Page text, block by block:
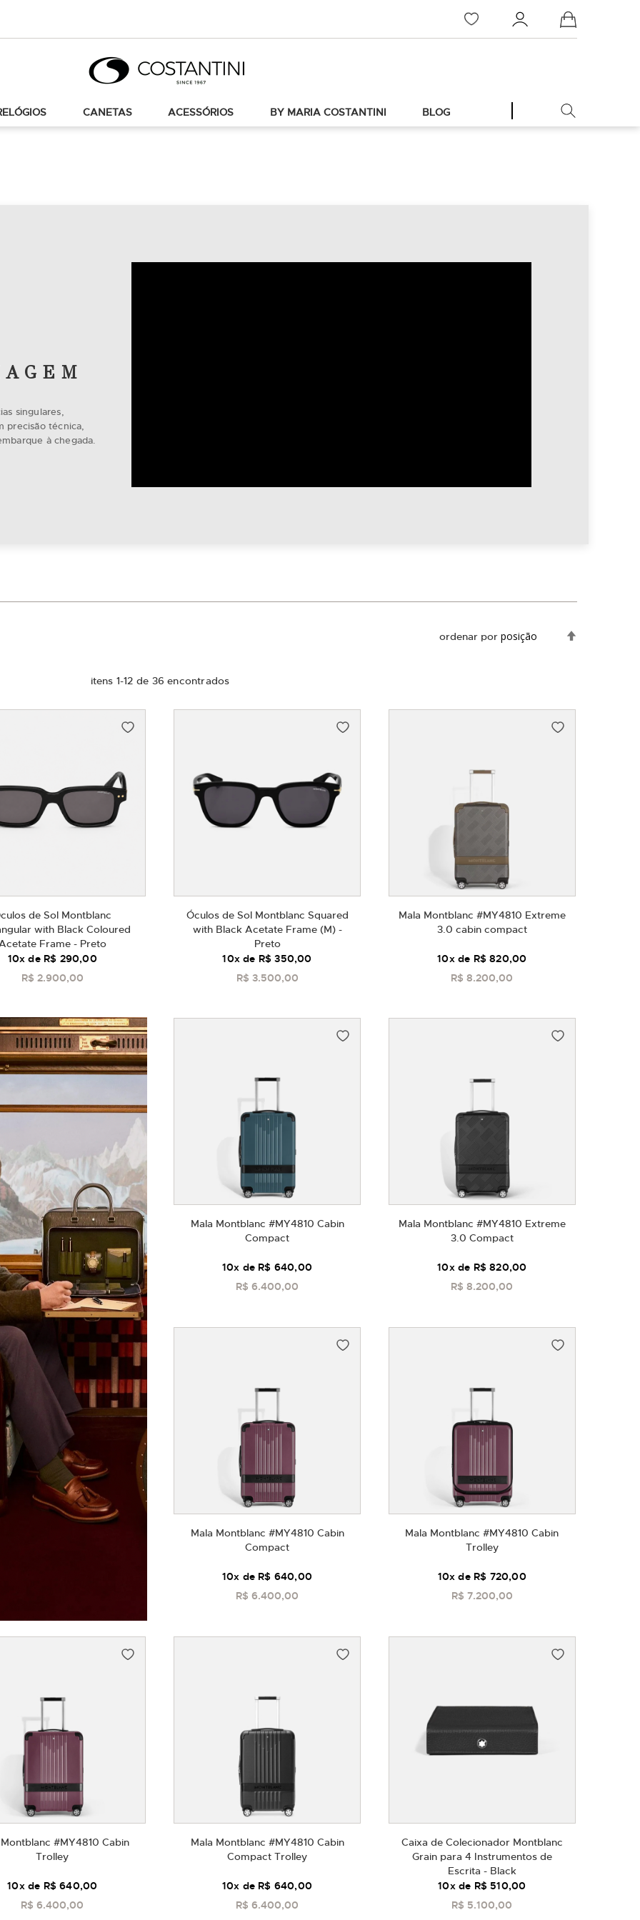
Meu Carrinho
CANETAS ACESSÓRIOS BY MARIA COSTANTINI BLOG
singulares,
precisão técnica,
à chegada.
COMPRAR
de Sol Montblanc
with Black Coloured
Frame - Preto
R$ 2.900,00
10x de R$ 290,00
COMPRAR
Óculos de Sol Montblanc Squared
with Black Acetate Frame (M) -
Preto
R$ 3.500,00
10x de R$ 350,00
COMPRAR
Mala Montblanc #MY4810 Extreme
3.0 cabin compact
R$ 8.200,00
10x de R$ 820,00
COMPRAR
Mala Montblanc #MY4810 Cabin
Compact
R$ 6.400,00
10x de R$ 640,00
COMPRAR
Mala Montblanc #MY4810 Extreme
3.0 Compact
R$ 8.200,00
10x de R$ 820,00
COMPRAR
Mala Montblanc #MY4810 Cabin
Compact
R$ 6.400,00
10x de R$ 640,00
COMPRAR
Mala Montblanc #MY4810 Cabin
Trolley
R$ 7.200,00
10x de R$ 720,00
COMPRAR
#MY4810 Cabin
Trolley
R$ 6.400,00
10x de R$ 640,00
COMPRAR
Mala Montblanc #MY4810 Cabin
Compact Trolley
R$ 6.400,00
10x de R$ 640,00
COMPRAR
Caixa de Colecionador Montblanc
Grain para 4 Instrumentos de
Escrita - Black
R$ 5.100,00
10x de R$ 510,00
itens 1-12 de 36
ordenar por